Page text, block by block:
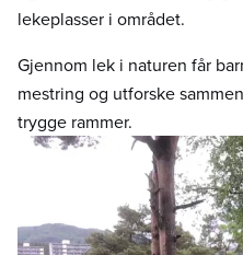
lekeplasser i området.
Gjennom lek i naturen får
mestring og utforske
trygge rammer.